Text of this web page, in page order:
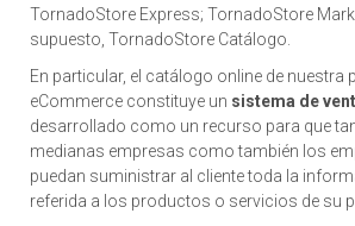
TornadoStore Express; TornadoStore
supuesto, TornadoStore Catálogo.
En particular, el catálogo online de nuestra
eCommerce constituye un sistema de
desarrollado como un recurso para que
medianas empresas como también los
puedan suministrar al cliente toda la
referida a los productos o servicios de su